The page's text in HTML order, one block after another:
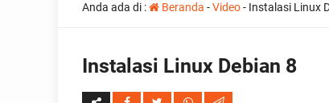
Anda ada di : Beranda -Video- Instalasi Linux
Instalasi Linux Debian 8